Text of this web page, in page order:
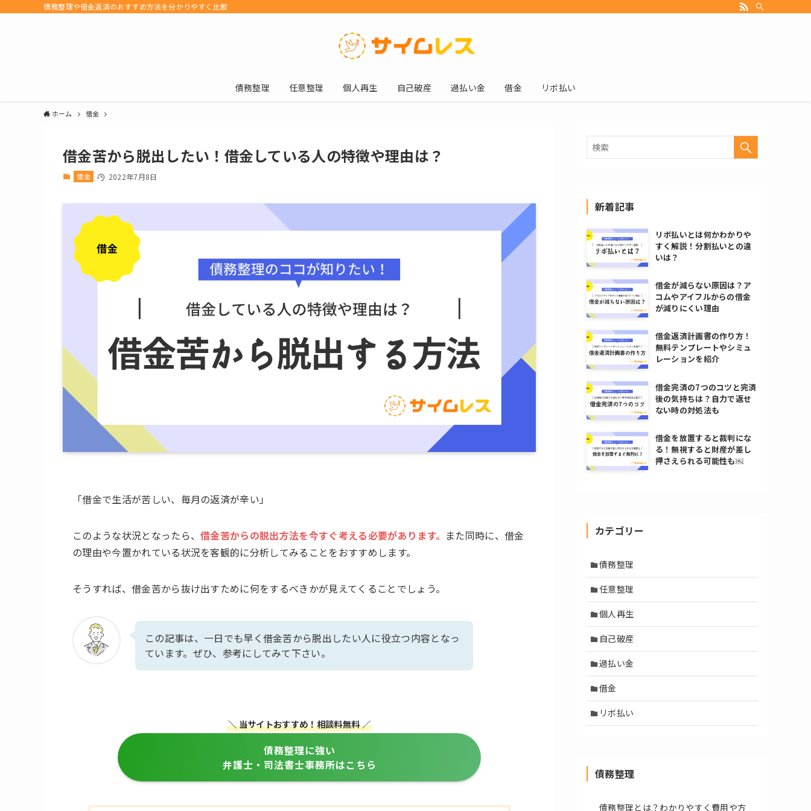
債務整理や借金返済のおすすめ方法を分かりやすく比較
債務整理 任意整理 個人再生 自己破産 過払い金 借金 リボ払い
ホーム 借金
借金苦から脱出したい！借金している人の特徴や理由は？
借金 2022年7月8日
「借金で生活が苦しい、毎月の返済が辛い」
このような状況となったら、借金苦からの脱出方法を今すぐ考える必要があります。 また同時に、借金
の理由や今置かれている状況を客観的に分析してみることをおすすめします。
そうすれば、借金苦から抜け出すために何をするべきかが見えてくることでしょう。
この記事は、一日でも早く借金苦から脱出したい人に役立つ内容となっ
ています。ぜひ、参考にしてみて下さい。
＼ 当サイトおすすめ！相談料無料 ／
債務整理に強い
弁護士・司法書士事務所はこちら
新着記事
リボ払いとは何かわかりや
すく解説！分割払いとの違
いは？
借金が減らない原因は？ア
コムやアイフルからの借金
が減りにくい理由
借金返済計画書の作り方！
無料テンプレートやシミュ
レーションを紹介
借金完済の7つのコツと完済
後の気持ちは？自力で返せ
ない時の対処法も
借金を放置すると裁判にな
る！無視すると財産が差し
押さえられる可能性も￼
カテゴリー
債務整理
任意整理
個人再生
自己破産
過払い金
借金
リボ払い
債務整理
債務整理とは？わかりやすく費用や方